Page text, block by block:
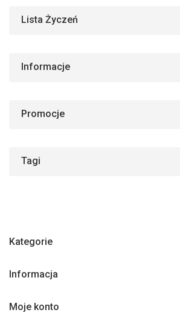
Lista Życzeń
Informacje
Promocje
Tagi
Kategorie
Informacja
Moje konto